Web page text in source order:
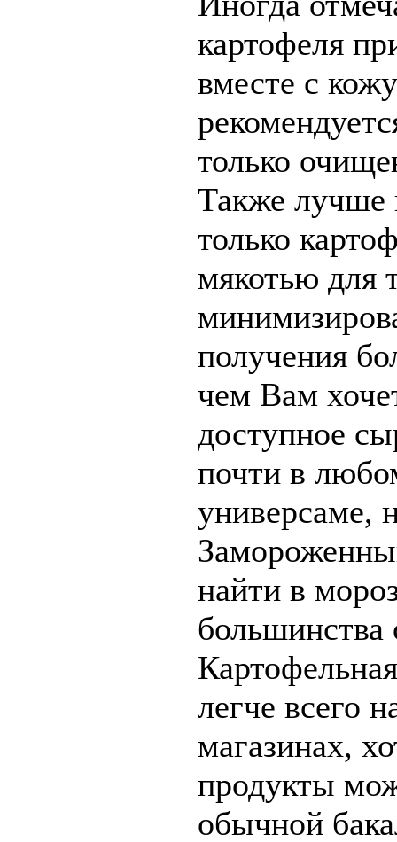
картофеля
вместе с
только
Также лучше
только
мякотью для
получения
чем Вам
доступное
почти в
универсаме,
найти в
большинства
легче всего
магазинах,
продукты
обычной